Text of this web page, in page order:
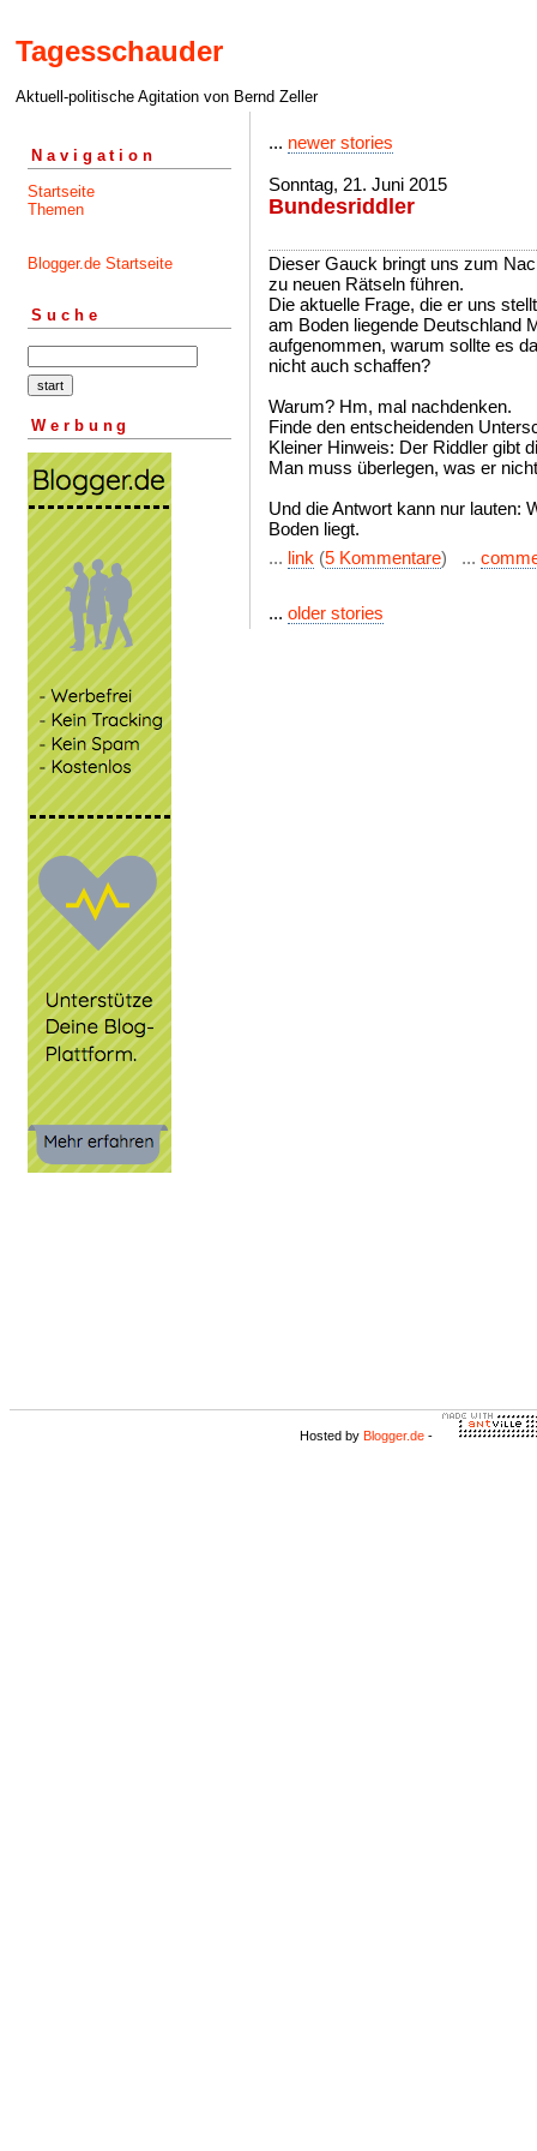
Tagesschauder
Aktuell-politische Agitation von Bernd Zeller
Navigation
Startseite
Themen
Blogger.de Startseite
Suche
Werbung
... newer stories
Sonntag, 21. Juni 2015
Bundesriddler
Dieser Gauck bringt uns zum
zu neuen Rätseln führen.
Die aktuelle Frage, die er uns
am Boden liegende Deutschland
aufgenommen, warum sollte es
nicht auch schaffen?
Warum? Hm, mal nachdenken.
Finde den entscheidenden
Kleiner Hinweis: Der Riddler gibt
Man muss überlegen, was er
Und die Antwort kann nur lauten:
Boden liegt.
... link (5 Kommentare) ...
... older stories
Hosted by Blogger.de -